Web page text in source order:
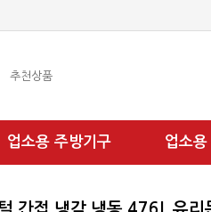
추천상품
업소용 주방기구 업소